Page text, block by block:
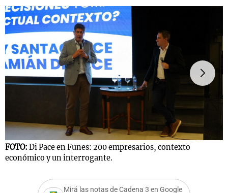
FOTO: Di Pace en Funes: 200 empresarios, contexto
económico y un interrogante.
Mirá las notas de Cadena 3 en Google
Notas
Mundial 2026
Notas
La Sole en
Cadena 3